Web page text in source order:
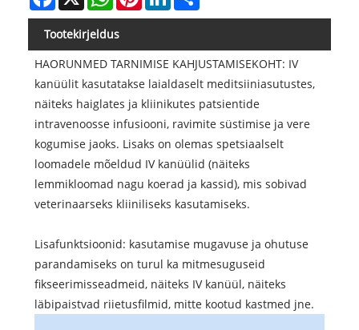
Tootekirjeldus
HAORUNMED TARNIMISE KAHJUSTAMISEKOHT: IV
kanüülit kasutatakse laialdaselt meditsiiniasutustes,
näiteks haiglates ja kliinikutes patsientide
intravenoosse infusiooni, ravimite süstimise ja vere
kogumise jaoks. Lisaks on olemas spetsiaalselt
loomadele mõeldud IV kanüülid (näiteks
lemmikloomad nagu koerad ja kassid), mis sobivad
veterinaarseks kliiniliseks kasutamiseks.
Lisafunktsioonid: kasutamise mugavuse ja ohutuse
parandamiseks on turul ka mitmesuguseid
fikseerimisseadmeid, näiteks IV kanüül, näiteks
läbipaistvad riietusfilmid, mitte kootud kastmed jne.